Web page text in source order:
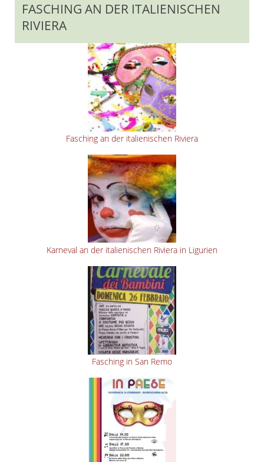
FASCHING AN DER ITALIENISCHEN
RIVIERA
Fasching an der italienischen Riviera
Karneval an der italienischen Riviera in Ligurien
Fasching in San Remo